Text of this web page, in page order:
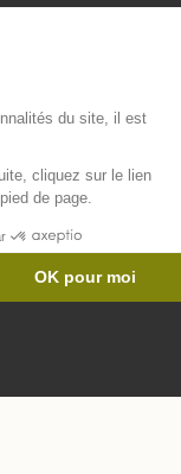
lettre
acceptez de
. Vous
via notre formulaire de